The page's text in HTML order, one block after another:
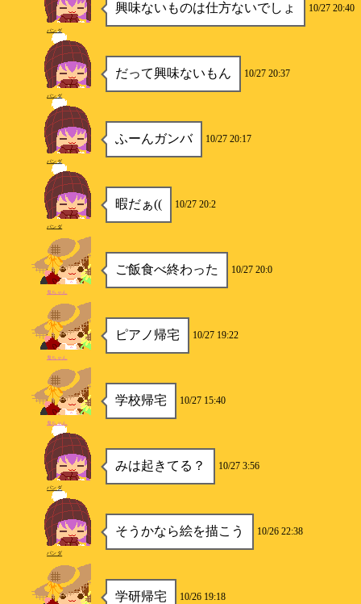
興味ないものは仕方ないでしょ 10/27 20:40
パンダ
だって興味ないもん 10/27 20:37
パンダ
ふーんガンバ 10/27 20:17
パンダ
暇だぁ(( 10/27 20:2
パンダ
ご飯食べ終わった 10/27 20:0
鬼ちゃん
ピアノ帰宅 10/27 19:22
鬼ちゃん
学校帰宅 10/27 15:40
鬼ちゃん
みは起きてる？ 10/27 3:56
パンダ
そうかなら絵を描こう 10/26 22:38
パンダ
学研帰宅 10/26 19:18